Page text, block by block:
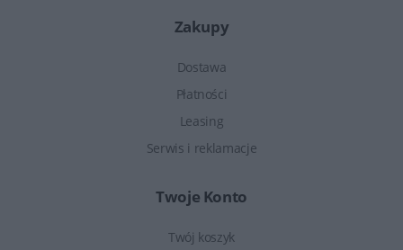
Zakupy
Dostawa
Płatności
Leasing
Serwis i reklamacje
Twoje Konto
Twój koszyk